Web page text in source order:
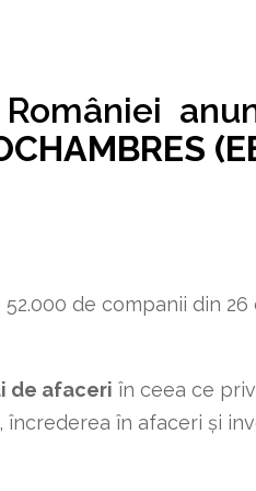
de companii din
de afaceri în ceea ce
în afaceri și